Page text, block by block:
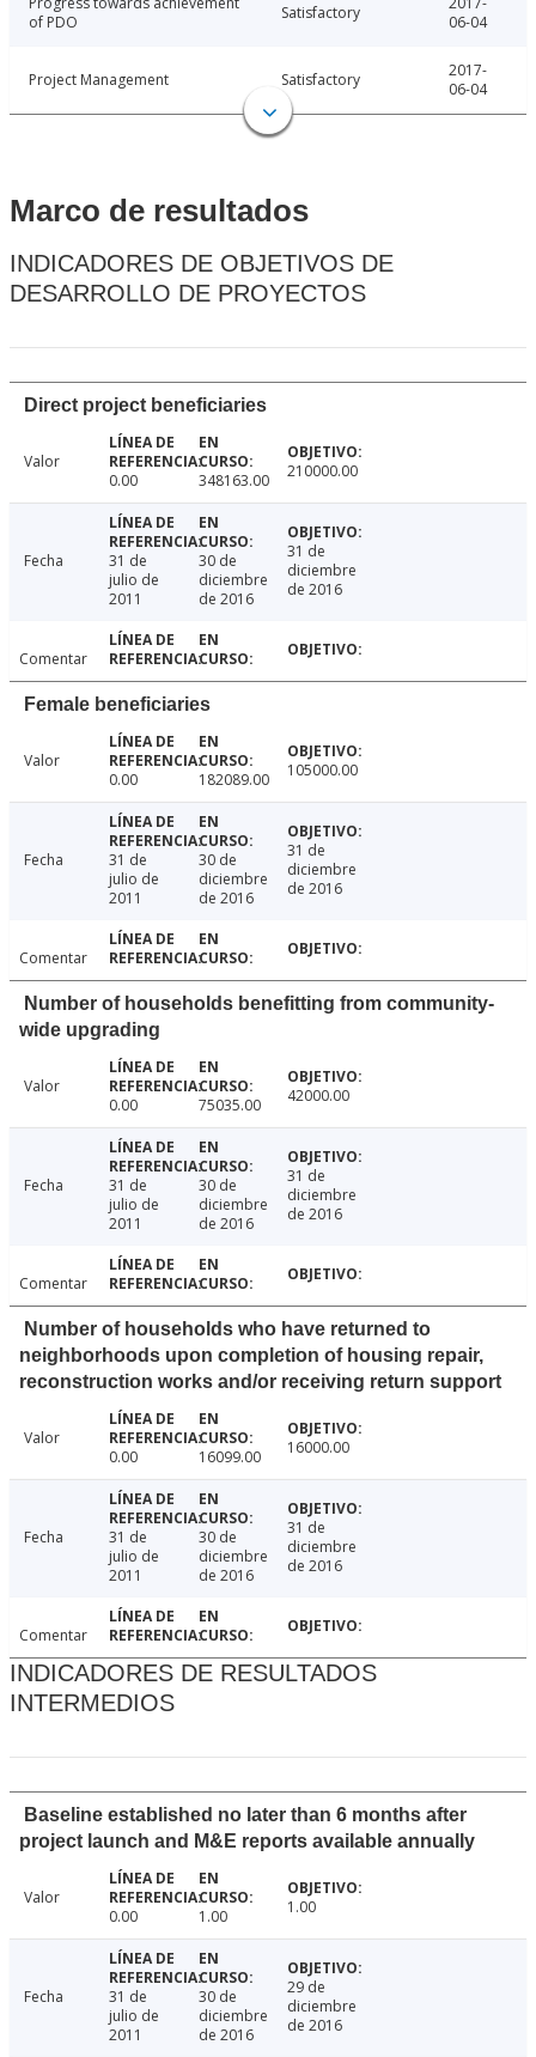
of PDO
Satisfactory
06-04
Project Management Satisfactory
2017-
06-04
Marco de resultados
INDICADORES DE OBJETIVOS DE
DESARROLLO DE PROYECTOS
Direct project beneficiaries
Valor
0.00
348163.00 210000.00
Fecha
31 de
julio de
2011
30 de
diciembre
de 2016
31 de
diciembre
de 2016
Comentar
Female beneficiaries
Valor
0.00
182089.00 105000.00
Fecha
31 de
julio de
2011
30 de
diciembre
de 2016
31 de
diciembre
de 2016
Comentar
Number of households benefitting from community-
wide upgrading
Valor
0.00
75035.00 42000.00
Fecha
31 de
julio de
2011
30 de
diciembre
de 2016
31 de
diciembre
de 2016
Comentar
Number of households who have returned to
neighborhoods upon completion of housing repair,
reconstruction works and/or receiving return support
Valor
0.00
16099.00 16000.00
Fecha
31 de
julio de
2011
30 de
diciembre
de 2016
31 de
diciembre
de 2016
Comentar
INDICADORES DE RESULTADOS
INTERMEDIOS
Baseline established no later than 6 months after
project launch and M&E reports available annually
Valor
0.00
1.00 1.00
Fecha
31 de
julio de
2011
30 de
diciembre
de 2016
29 de
diciembre
de 2016